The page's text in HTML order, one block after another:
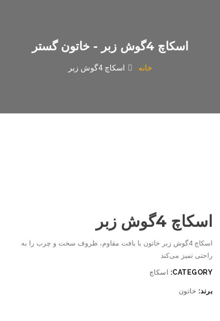
اسکاچ 4گوش زبر - خاتون گستر
خانه اسکاچ 4گوش زبر
اسکاچ 4گوش زبر
اسکاچ 4گوش زبر خاتون با بافت مقاوم، ظروف سخت و چرب را به
راحتی تمیز می‌کند
CATEGORY: اسکاچ
برند: خاتون